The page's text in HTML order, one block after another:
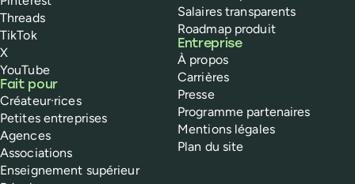
Threads
TikTok
X
YouTube
Fait pour
Créateur·rices
Petites entreprises
Agences
Associations
Enseignement supérieur
Salaires transparents
Roadmap produit
Entreprise
À propos
Carrières
Presse
Programme partenaires
Mentions légales
Plan du site